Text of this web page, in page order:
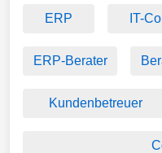
ERP IT-
ERP-Berater
Kundenbetreuer